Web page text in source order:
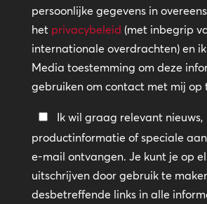
*
persoonlijke gegevens in
het privacybeleid (met inbegrip
internationale overdrachten) en
Media toestemming om deze
gebruiken om contact met mij op
Blijf
in
contact
Ik wil graag relevant nieuws,
productinformatie of speciale
e-mail ontvangen. Je kunt je op
uitschrijven door gebruik te
desbetreffende links in alle